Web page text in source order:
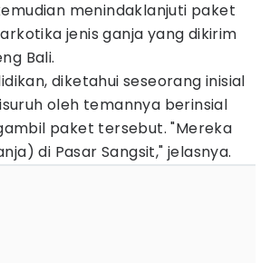
menindaklanjuti paket
jenis ganja yang dikirim
Bali.
diketahui seseorang inisial
oleh temannya berinsial
paket tersebut. "Mereka
di Pasar Sangsit," jelasnya.